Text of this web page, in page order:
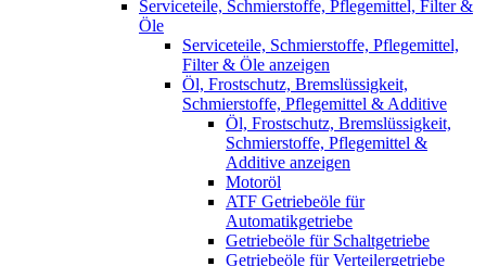
Serviceteile, Schmierstoffe, Pflegemittel, Filter &
Öle
Serviceteile, Schmierstoffe, Pflegemittel,
Filter & Öle anzeigen
Öl, Frostschutz, Bremslüssigkeit,
Schmierstoffe, Pflegemittel & Additive
Öl, Frostschutz, Bremslüssigkeit,
Schmierstoffe, Pflegemittel &
Additive anzeigen
Motoröl
ATF Getriebeöle für
Automatikgetriebe
Getriebeöle für Schaltgetriebe
Getriebeöle für Verteilergetriebe